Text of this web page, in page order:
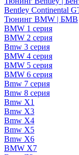
Bentley Continental
Тюнинг BMW | БМВ
BMW 1 серия
BMW 2 серия
Bmw 3 серия
BMW 4 серия
BMW 5 серия
BMW 6 серия
Bmw 7 серия
Bmw 8 серия
Bmw X1
Bmw X3
Bmw X4
Bmw X5
Bmw X6
BMW X7